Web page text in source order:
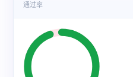
通过率